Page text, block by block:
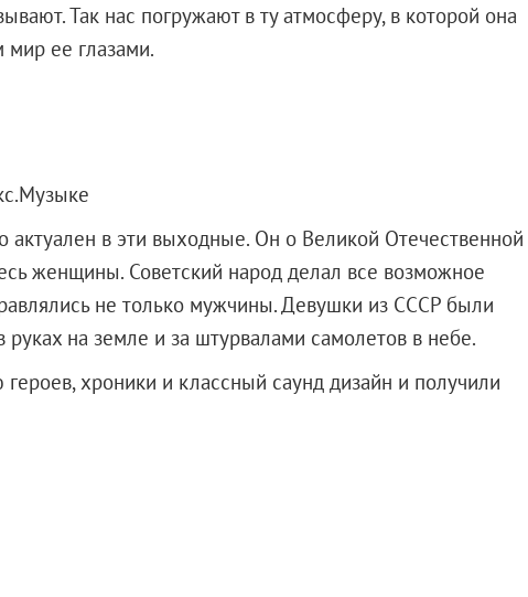
Так нас погружают в ту атмосферу, в которой она
ее глазами.
актуален в эти выходные. Он о Великой Отечественной
женщины. Советский народ делал все возможное
не только мужчины. Девушки из СССР были
на земле и за штурвалами самолетов в небе.
хроники и классный саунд дизайн и получили